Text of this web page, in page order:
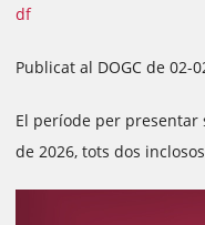
df
Publicat al DOGC de 02-
El període per presentar
de 2026, tots dos